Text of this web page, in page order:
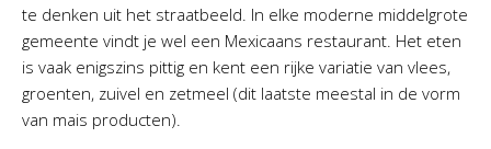
te denken uit het straatbeeld. In elke moderne middelgrote
gemeente vindt je wel een Mexicaans restaurant. Het eten
is vaak enigszins pittig en kent een rijke variatie van vlees,
groenten, zuivel en zetmeel (dit laatste meestal in de vorm
van mais producten).